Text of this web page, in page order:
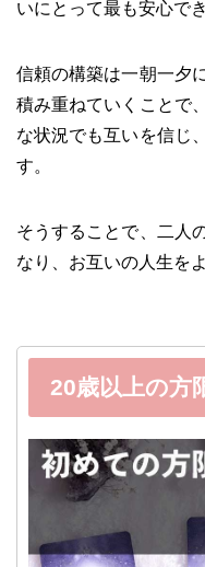
いにとって最も安心で
信頼の構築は一朝一夕
積み重ねていくことで
な状況でも互いを信じ
す。
そうすることで、二人
なり、お互いの人生を
20歳以上の方